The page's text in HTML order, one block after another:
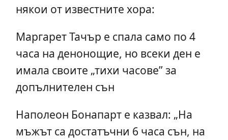
някои от известните хора:
Маргарет Тачър е спала само по 4
часа на денонощие, но всеки ден е
имала своите „тихи часове” за
допълнителен сън
Наполеон Бонапарт е казвал: „На
мъжът са достатъчни 6 часа сън, на